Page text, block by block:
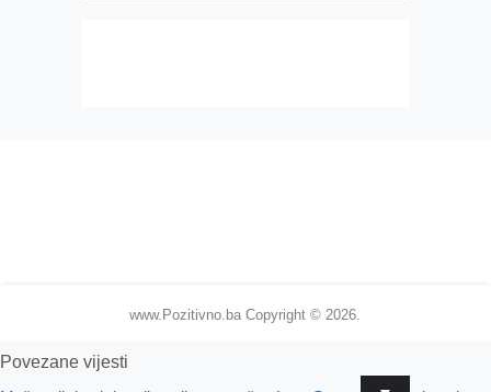
www.Pozitivno.ba Copyright © 2026.
Povezane vijesti